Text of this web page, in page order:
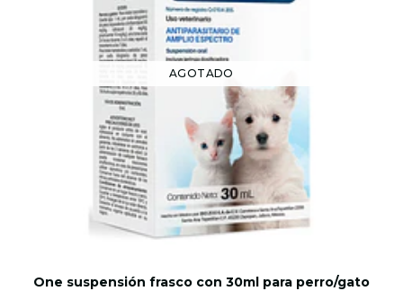
AGOTADO
One suspensión frasco con 30ml para perro/gato